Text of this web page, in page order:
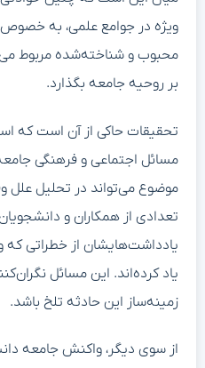
ویژه در جوامع علمی، به
محبوب و شناخته‌شده مربوط
بر روحیه جامعه بگذارد.
تحقیقات حاکی از آن است که
مسائل اجتماعی و فرهنگی
موضوع می‌تواند در تحلیل علل
تعدادی از همکاران و
یادداشت‌هایشان از خطراتی که
یاد کرده‌اند. این مسائل
زمینه‌ساز این حادثه تلخ باشد.
از سوی دیگر، واکنش جامعه